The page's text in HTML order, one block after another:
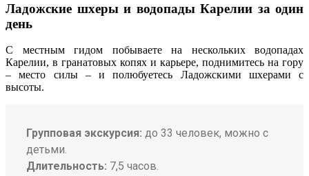
Ладожские шхеры и водопады Карелии за один
день
С местным гидом побываете на нескольких водопадах
Карелии, в гранатовых копях и карьере, поднимитесь на гору
– место силы – и полюбуетесь Ладожскими шхерами с
высоты.
Групповая экскурсия: до 33 человек, можно с
детьми.
Длительность: 7,5 часов.